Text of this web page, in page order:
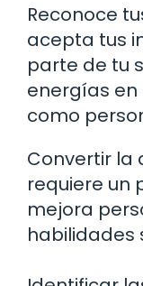
Reconoce
acepta tus
parte de tu
energías
como
Convertir la
requiere un
mejora
habilidades